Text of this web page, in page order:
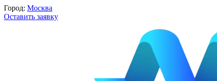
Город: Москва
Оставить заявку